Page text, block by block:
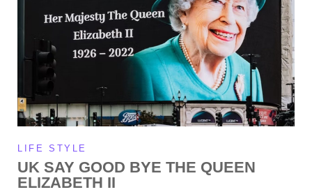
LIFE STYLE
UK SAY GOOD BYE THE QUEEN
ELIZABETH II